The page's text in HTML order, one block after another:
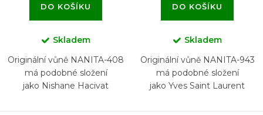
DO KOŠÍKU
Skladem
Originální vůně NANITA-408
má podobné složení
jako Nishane Hacivat
DO KOŠÍKU
Skladem
Originální vůně NANITA-943
má podobné složení
jako Yves Saint Laurent